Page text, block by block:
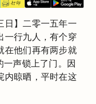
日】二零一五年一
一行九人，有个穿
在他们再有两步就
一声锁上了门。因
内晾晒，平时在这